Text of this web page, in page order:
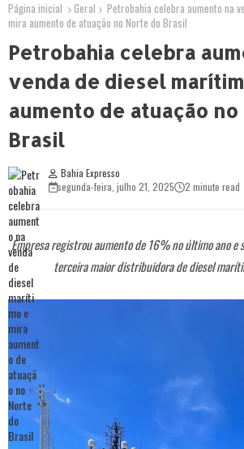
Página inicial Geral
Petrobahia celebra aumento na
mira aumento de atuação no Norte do Brasil
Petrobahia celebra
venda de diesel
aumento de atuação
Brasil
Bahia Expresso
segunda-feira, julho 21, 2025
2 minute read
Empresa registrou aumento de 16% no último ano e
terceira maior distribuidora de diesel